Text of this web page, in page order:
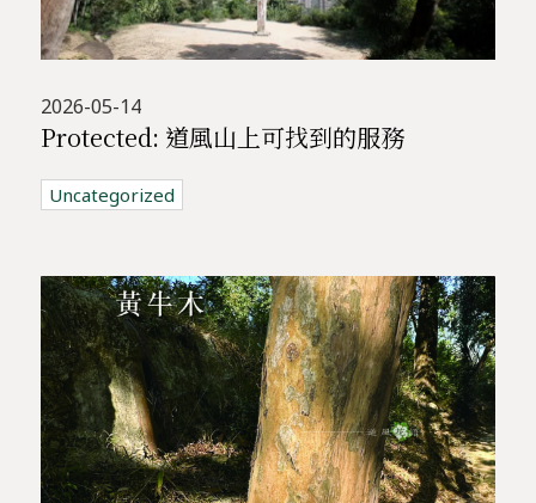
2026-05-14
Protected: 道風山上可找到的服務
Uncategorized